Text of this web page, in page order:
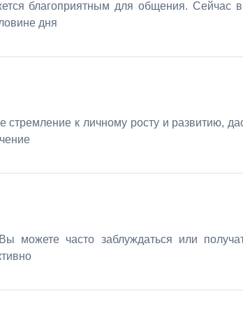
благоприятным для общения. Сейчас
дня
стремление к личному росту и развитию,
можете часто заблуждаться или